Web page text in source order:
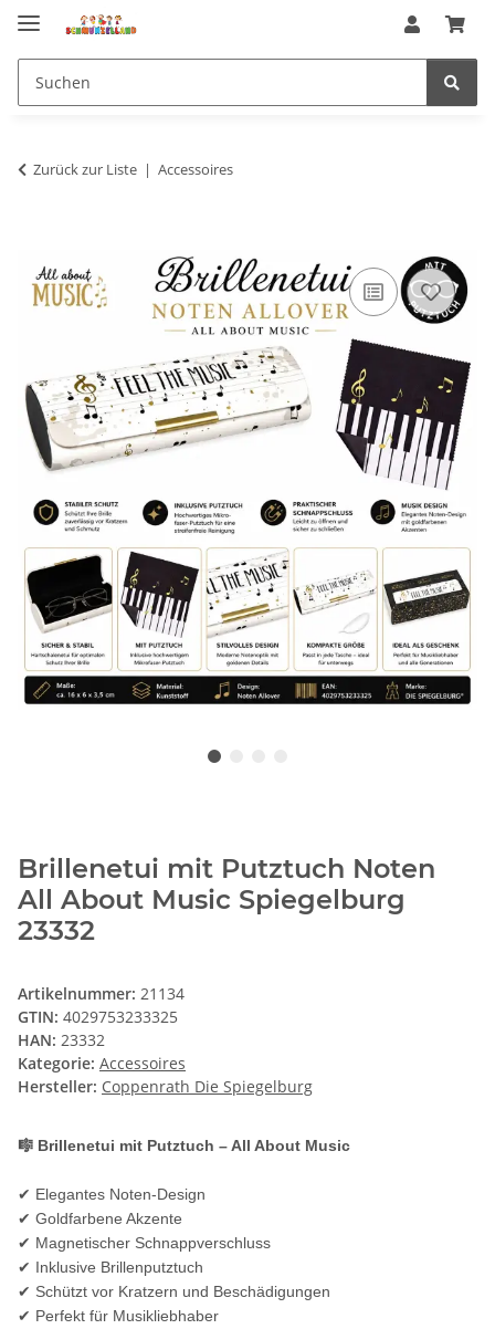
Zurück zur Liste Accessoires
Brillenetui mit Putztuch Noten
All About Music Spiegelburg
23332
Artikelnummer: 21134
GTIN: 4029753233325
HAN: 23332
Kategorie: Accessoires
Hersteller: Coppenrath Die Spiegelburg
🎼 Brillenetui mit Putztuch – All About Music
✔ Elegantes Noten-Design
✔ Goldfarbene Akzente
✔ Magnetischer Schnappverschluss
✔ Inklusive Brillenputztuch
✔ Schützt vor Kratzern und Beschädigungen
✔ Perfekt für Musikliebhaber